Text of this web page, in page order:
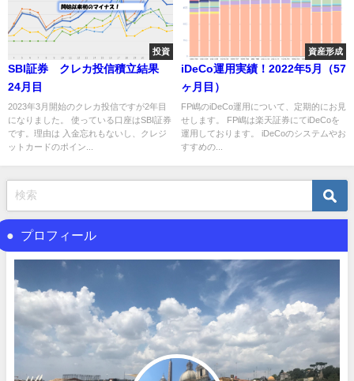
投資
SBI証券 クレカ投信積立結果
24月目
2023年3月開始のクレカ投信ですが2年目
になりました。 使っている口座はSBI証券
です。理由は 入金忘れもないし、クレジ
ットカードのポイン...
資産形成
iDeCo運用実績！2022年5月（57
ヶ月目）
FP嶋のiDeCo運用について、定期的にお見
せします。 FP嶋は楽天証券にてiDeCoを
運用しております。 iDeCoのシステムやお
すすめの...
プロフィール